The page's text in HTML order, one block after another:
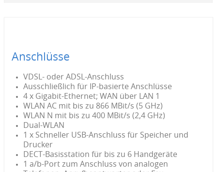
Anschlüsse
VDSL- oder ADSL-Anschluss
Ausschließlich für IP-basierte Anschlüsse
4 x Gigabit-Ethernet; WAN über LAN 1
WLAN AC mit bis zu 866 MBit/s (5 GHz)
WLAN N mit bis zu 400 MBit/s (2,4 GHz)
Dual-WLAN
1 x Schneller USB-Anschluss für Speicher und
Drucker
DECT-Basisstation für bis zu 6 Handgeräte
1 a/b-Port zum Anschluss von analogen